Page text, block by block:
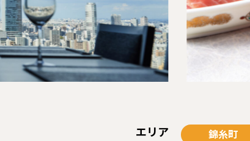
エリア 錦糸町